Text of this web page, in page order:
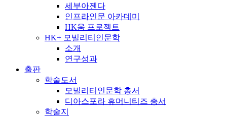
세부아젠다
인프라인문 아카데미
HK움 프로젝트
HK+ 모빌리티인문학
소개
연구성과
출판
학술도서
모빌리티인문학 총서
디아스포라 휴머니티즈 총서
학술지